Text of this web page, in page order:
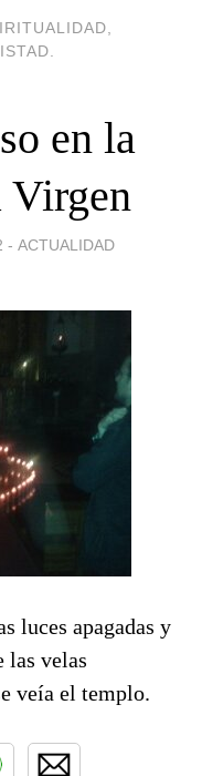
en la
Virgen
- ACTUALIDAD
luces apagadas y
las velas
veía el templo.